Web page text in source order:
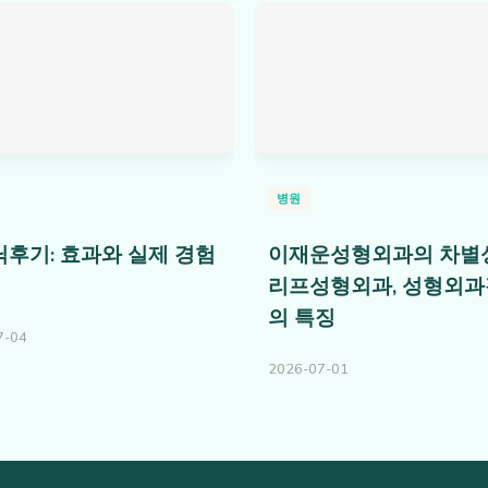
후기: 효과와 실제 경험
04
병원
이재운성형외과의 차별
리프성형외과, 성형외
의 특징
2026-07-01